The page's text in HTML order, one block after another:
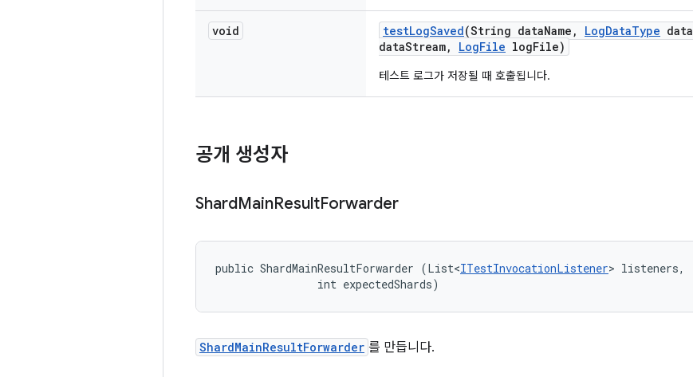
void testLogSaved(String dataName , LogDataType data
dataStream, LogFile logFile)
테스트 로그가 저장될 때 호출됩니다.
공개 생성자
ShardMainResultForwarder
public ShardMainResultForwarder (List<ITestInvocationListener> listeners,
                int expectedShards)
ShardMainResultForwarder 를 만듭니다.